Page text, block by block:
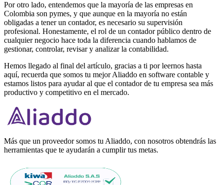
Por otro lado, entendemos que la mayoría de las empresas en
Colombia son pymes, y que aunque en la mayoría no están
obligadas a tener un contador, es necesario su supervisión
profesional. Honestamente, el rol de un contador público dentro de
cualquier negocio hace toda la diferencia cuando hablamos de
gestionar, controlar, revisar y analizar la contabilidad.
Hemos llegado al final del artículo, gracias a ti por leernos hasta
aquí, recuerda que somos tu mejor Aliaddo en software contable y
estamos listos para ayudar al que el contador de tu empresa sea más
productivo y competitivo en el mercado.
Más que un proveedor somos tu Aliaddo, con nosotros obtendrás las
herramientas que te ayudarán a cumplir tus metas.